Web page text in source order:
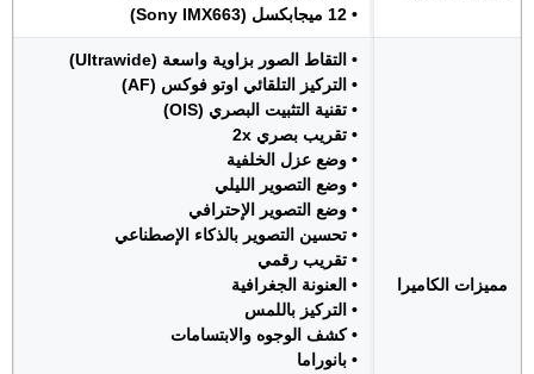
• 12 ميجابكسل (Sony IMX663)
مميزات الكاميرا
• التقاط الصور بزاوية واسعة (Ultrawide)
• التركيز التلقائي اوتو فوكس (AF)
• تقنية التثبيت البصري (OIS)
• تقريب بصري 2x
• وضع عزل الخلفية
• وضع التصوير الليلي
• وضع التصوير الإحترافي
• تحسين التصوير بالذكاء الإصطناعي
• تقريب رقمي
• العنونة الجغرافية
• التركيز باللمس
• كشف الوجوه والابتسامات
• بانوراما